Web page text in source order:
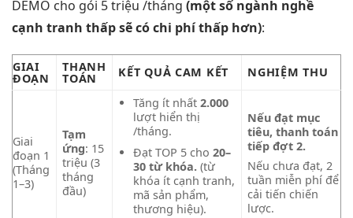
DEMO cho gói 5 triệu /tháng (một số ngành nghề
cạnh tranh thấp sẽ có chi phí thấp hơn):
GIAI
ĐOẠN
THANH
TOÁN KẾT QUẢ CAM KẾT NGHIỆM THU
Giai
đoạn 1
(Tháng
1–3)
Tạm
ứng: 15
triệu (3
tháng
đầu)
Tăng ít nhất 2.000
lượt hiển thị
/tháng.
Đạt TOP 5 cho 20–
30 từ khóa.(từ
khóa ít cạnh tranh,
mã sản phẩm,
thương hiệu).
Nếu đạt mục
tiêu, thanh toán
tiếp đợt 2.
Nếu chưa đạt, 2
tuần miễn phí để
cải tiến chiến
lược.